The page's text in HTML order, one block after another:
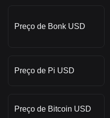
Preço de Bonk USD
Preço de Pi USD
Preço de Bitcoin USD